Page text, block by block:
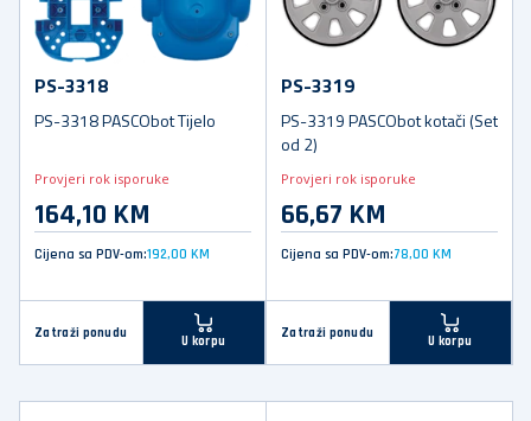
PS-3318
PS-3318 PASCObot Tijelo
Provjeri rok isporuke
164,10 KM
Cijena sa PDV-om:192,00 KM
Zatraži ponudu
U korpu
PS-3319
PS-3319 PASCObot kotači (Set
od 2)
Provjeri rok isporuke
66,67 KM
Cijena sa PDV-om:78,00 KM
Zatraži ponudu
U korpu